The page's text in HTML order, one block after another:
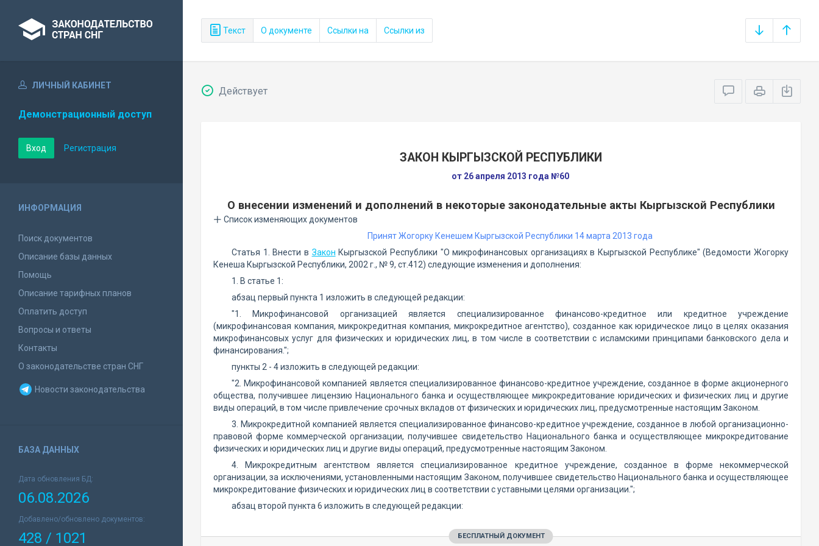
Текст О документе Ссылки на Ссылки из
ЛИЧНЫЙ КАБИНЕТ
Демонстрационный доступ
Вход Регистрация
ИНФОРМАЦИЯ
Поиск документов
Описание базы данных
Помощь
Описание тарифных планов
Оплатить доступ
Вопросы и ответы
Контакты
О законодательстве стран СНГ
Новости законодательства
БАЗА ДАННЫХ
Дата обновления БД:
06.08.2026
Добавлено/обновлено документов:
428 / 1021
Действует
ЗАКОН КЫРГЫЗСКОЙ РЕСПУБЛИКИ
от 26 апреля 2013 года №60
О внесении изменений и дополнений в некоторые законодательные акты Кыргызской Республики
Список изменяющих документов
Принят Жогорку Кенешем Кыргызской Республики 14 марта 2013 года
Статья 1. Внести в Закон Кыргызской Республики "О микрофинансовых организациях в Кыргызской Республике" (Ведомости Жогорку
Кенеша Кыргызской Республики, 2002 г., № 9, ст.412) следующие изменения и дополнения:
1. В статье 1:
абзац первый пункта 1 изложить в следующей редакции:
"1. Микрофинансовой организацией является специализированное финансово-кредитное или кредитное учреждение
(микрофинансовая компания, микрокредитная компания, микрокредитное агентство), созданное как юридическое лицо в целях оказания
микрофинансовых услуг для физических и юридических лиц, в том числе в соответствии с исламскими принципами банковского дела и
финансирования.";
пункты 2 - 4 изложить в следующей редакции:
"2. Микрофинансовой компанией является специализированное финансово-кредитное учреждение, созданное в форме акционерного
общества, получившее лицензию Национального банка и осуществляющее микрокредитование юридических и физических лиц и другие
виды операций, в том числе привлечение срочных вкладов от физических и юридических лиц, предусмотренные настоящим Законом.
3. Микрокредитной компанией является специализированное финансово-кредитное учреждение, созданное в любой организационно-
правовой форме коммерческой организации, получившее свидетельство Национального банка и осуществляющее микрокредитование
физических и юридических лиц и другие виды операций, предусмотренные настоящим Законом.
4. Микрокредитным агентством является специализированное кредитное учреждение, созданное в форме некоммерческой
организации, за исключениями, установленными настоящим Законом, получившее свидетельство Национального банка и осуществляющее
микрокредитование физических и юридических лиц в соответствии с уставными целями организации.";
абзац второй пункта 6 изложить в следующей редакции:
БЕСПЛАТНЫЙ ДОКУМЕНТ